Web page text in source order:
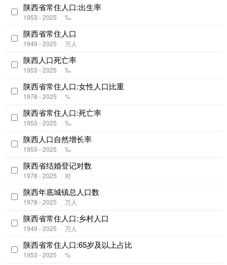
陕西省常住人口:出生率
1953 - 2025 ‰
陕西省常住人口
1949 - 2025 万人
陕西人口死亡率
1953 - 2025 ‰
陕西省常住人口:女性人口比重
1978 - 2025 %
陕西省常住人口:死亡率
1953 - 2025 ‰
陕西人口自然增长率
1953 - 2025 ‰
陕西省结婚登记对数
1978 - 2025 对
陕西年底城镇总人口数
1978 - 2025 万人
陕西省常住人口:乡村人口
1949 - 2025 万人
陕西省常住人口:65岁及以上占比
1953 - 2025 %